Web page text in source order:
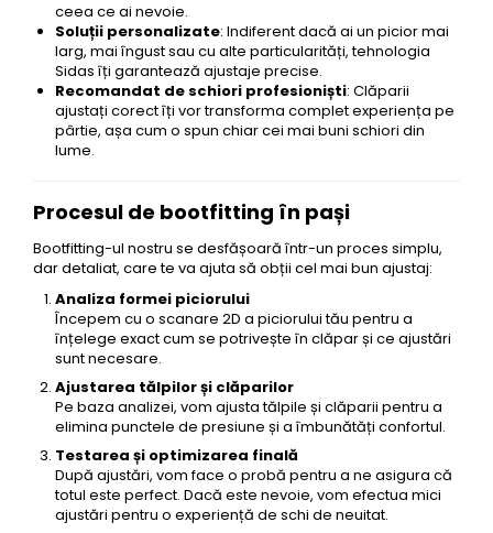
ceea ce ai nevoie.
Soluții personalizate: Indiferent dacă ai un picior mai
larg, mai îngust sau cu alte particularități, tehnologia
Sidas îți garantează ajustaje precise.
Recomandat de schiori profesioniști: Clăparii
ajustați corect îți vor transforma complet experiența pe
pârtie, așa cum o spun chiar cei mai buni schiori din
lume.
Procesul de bootfitting în pași
Bootfitting-ul nostru se desfășoară într-un proces simplu,
dar detaliat, care te va ajuta să obții cel mai bun ajustaj:
Analiza formei piciorului
Începem cu o scanare 2D a piciorului tău pentru a
înțelege exact cum se potrivește în clăpar și ce ajustări
sunt necesare.
Ajustarea tălpilor și clăparilor
Pe baza analizei, vom ajusta tălpile și clăparii pentru a
elimina punctele de presiune și a îmbunătăți confortul.
Testarea și optimizarea finală
După ajustări, vom face o probă pentru a ne asigura că
totul este perfect. Dacă este nevoie, vom efectua mici
ajustări pentru o experiență de schi de neuitat.